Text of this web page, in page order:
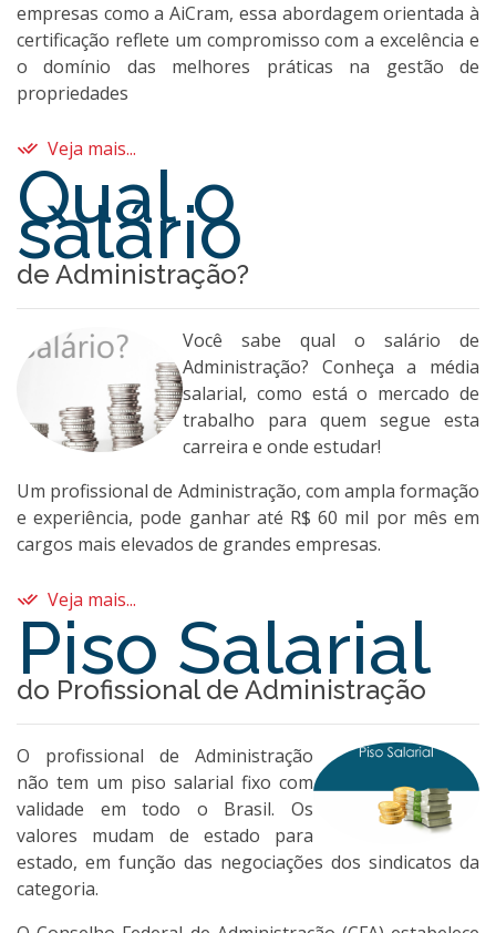
empresas como a AiCram, essa abordagem orientada à
certificação reflete um compromisso com a excelência e
o domínio das melhores práticas na gestão de
propriedades
Veja mais...
Qual o
salário
de Administração?
Você sabe qual o salário de
Administração? Conheça a média
salarial, como está o mercado de
trabalho para quem segue esta
carreira e onde estudar!
Um profissional de Administração, com ampla formação
e experiência, pode ganhar até R$ 60 mil por mês em
cargos mais elevados de grandes empresas.
Veja mais...
Piso Salarial
do Profissional de Administração
O profissional de Administração
não tem um piso salarial fixo com
validade em todo o Brasil. Os
valores mudam de estado para
estado, em função das negociações dos sindicatos da
categoria.